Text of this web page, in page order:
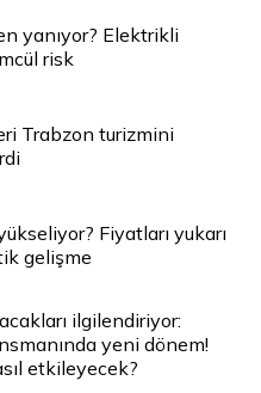
yanıyor? Elektrikli
risk
Trabzon turizmini
Fiyatları yukarı
gelişme
ilgilendiriyor:
yeni dönem!
etkileyecek?